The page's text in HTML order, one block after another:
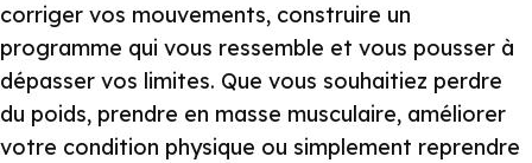
corriger vos mouvements, construire un
programme qui vous ressemble et vous pousser à
dépasser vos limites. Que vous souhaitiez perdre
du poids, prendre en masse musculaire, améliorer
votre condition physique ou simplement reprendre